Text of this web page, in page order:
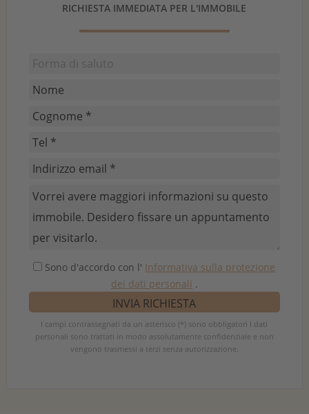
RICHIESTA IMMEDIATA PER L'IMMOBILE
Sono d'accordo con l' Informativa sulla protezione
dei dati personali .
I campi contrassegnati da un asterisco (*) sono obbligatori I dati
personali sono trattati in modo assolutamente confidenziale e non
vengono trasmessi a terzi senza autorizzazione.